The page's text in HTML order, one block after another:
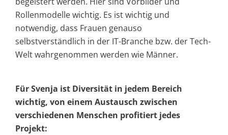
Rollenmodelle wichtig. Es ist wichtig und
notwendig, dass Frauen genauso
selbstverständlich in der IT-Branche bzw. der Tech-
Welt wahrgenommen werden wie Männer.
Für Svenja ist Diversität in jedem Bereich
wichtig, von einem Austausch zwischen
verschiedenen Menschen profitiert jedes
Projekt: